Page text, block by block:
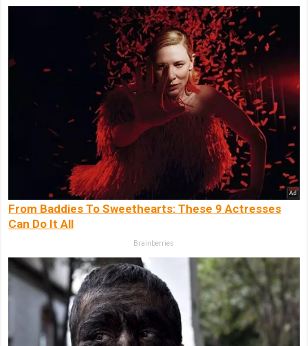
From Baddies To Sweethearts: These 9 Actresses
Can Do It All
Brainberries